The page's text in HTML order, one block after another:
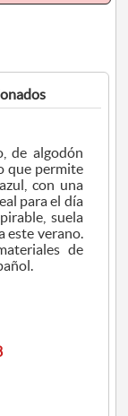
que permite
de